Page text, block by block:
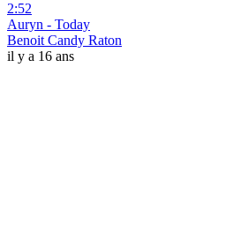
2:52
Auryn - Today
Benoit Candy Raton
il y a 16 ans